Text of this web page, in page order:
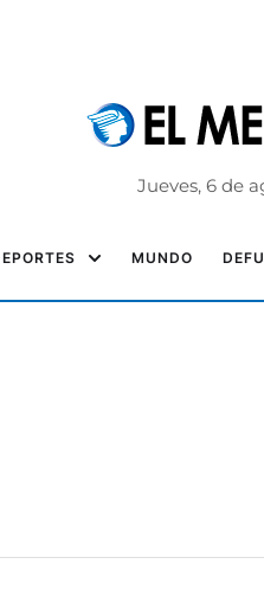
Jueves, 6 de
MUNDO